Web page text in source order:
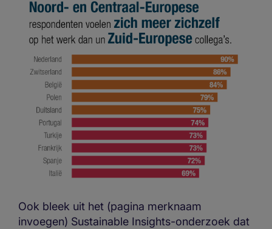
Ook bleek uit het (pagina merknaam
invoegen) Sustainable Insights-onderzoek dat